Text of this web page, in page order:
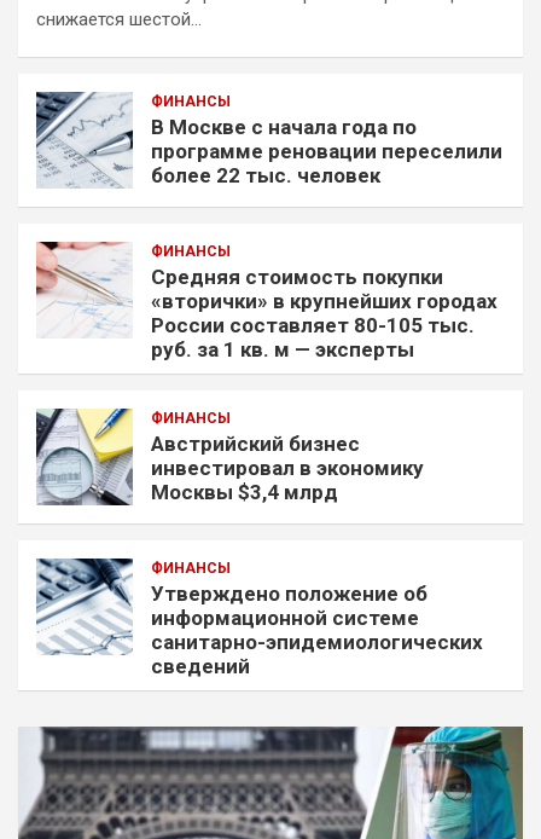
снижается шестой…
ФИНАНСЫ
В Москве с начала года по
программе реновации переселили
более 22 тыс. человек
ФИНАНСЫ
Средняя стоимость покупки
«вторички» в крупнейших городах
России составляет 80-105 тыс.
руб. за 1 кв. м — эксперты
ФИНАНСЫ
Австрийский бизнес
инвестировал в экономику
Москвы $3,4 млрд
ФИНАНСЫ
Утверждено положение об
информационной системе
санитарно-эпидемиологических
сведений